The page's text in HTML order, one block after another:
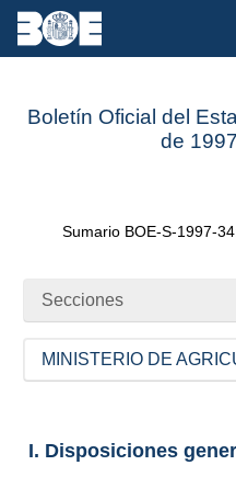
Boletín Oficial del
de
Sumario BOE-S-1997-34
Secciones
I. Disposiciones